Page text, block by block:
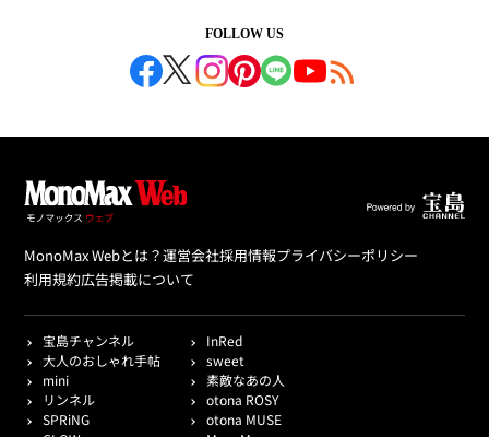
FOLLOW US
MonoMax Webとは？運営会社採用情報プライバシーポリシー
利用規約広告掲載について
宝島チャンネル
InRed
大人のおしゃれ手帖
sweet
mini
素敵なあの人
リンネル
otona ROSY
SPRiNG
otona MUSE